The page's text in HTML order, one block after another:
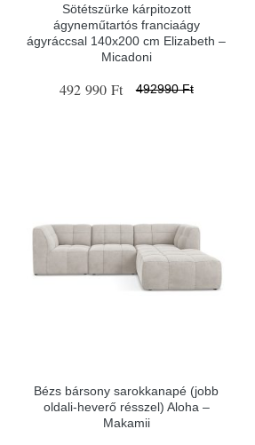
Sötétszürke kárpitozott
ágyneműtartós franciaágy
ágyráccsal 140x200 cm Elizabeth –
Micadoni
492 990 Ft 492990 Ft
Bézs bársony sarokkanapé (jobb
oldali-heverő résszel) Aloha –
Makamii